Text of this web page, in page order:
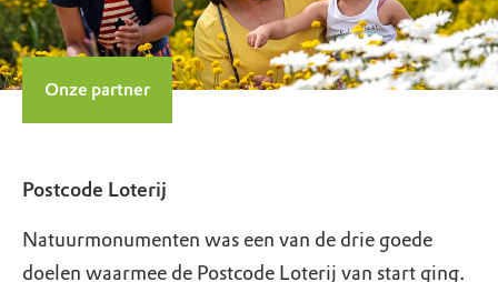
Onze partner
Postcode Loterij
Natuurmonumenten was een van de drie goede
doelen waarmee de Postcode Loterij van start ging.